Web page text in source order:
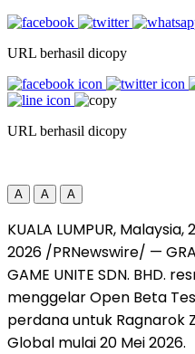
URL berhasil dicopy
URL berhasil dicopy
A A A
KUALA LUMPUR, Malaysia,
2026 /PRNewswire/ —
GAME UNITE SDN. BHD.
menggelar Open Beta
perdana untuk Ragnarok
Global mulai 20 Mei 2026.